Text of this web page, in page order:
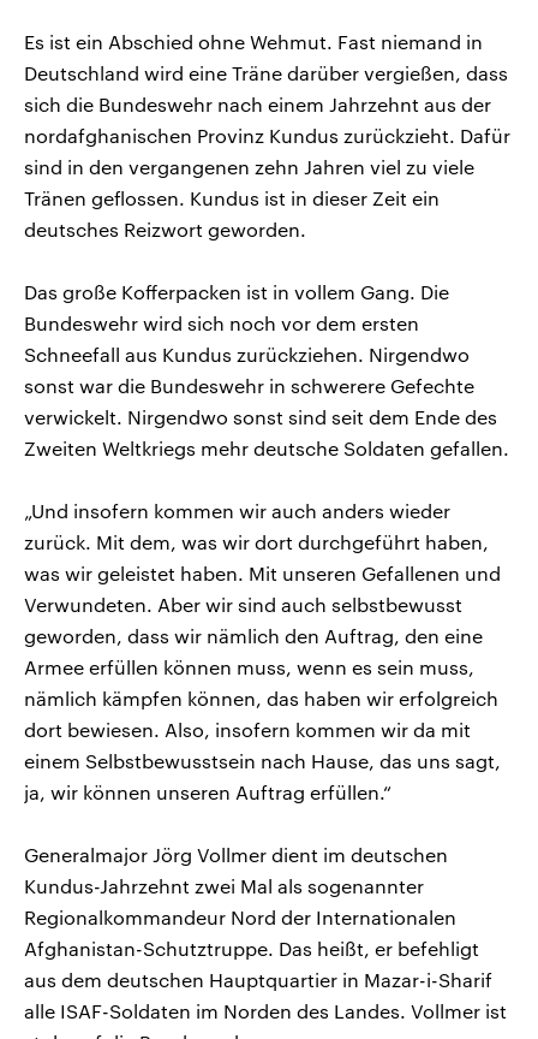
Es ist ein Abschied ohne Wehmut. Fast niemand in
Deutschland wird eine Träne darüber vergießen, dass
sich die Bundeswehr nach einem Jahrzehnt aus der
nordafghanischen Provinz Kundus zurückzieht. Dafür
sind in den vergangenen zehn Jahren viel zu viele
Tränen geflossen. Kundus ist in dieser Zeit ein
deutsches Reizwort geworden.
Das große Kofferpacken ist in vollem Gang. Die
Bundeswehr wird sich noch vor dem ersten
Schneefall aus Kundus zurückziehen. Nirgendwo
sonst war die Bundeswehr in schwerere Gefechte
verwickelt. Nirgendwo sonst sind seit dem Ende des
Zweiten Weltkriegs mehr deutsche Soldaten gefallen.
„Und insofern kommen wir auch anders wieder
zurück. Mit dem, was wir dort durchgeführt haben,
was wir geleistet haben. Mit unseren Gefallenen und
Verwundeten. Aber wir sind auch selbstbewusst
geworden, dass wir nämlich den Auftrag, den eine
Armee erfüllen können muss, wenn es sein muss,
nämlich kämpfen können, das haben wir erfolgreich
dort bewiesen. Also, insofern kommen wir da mit
einem Selbstbewusstsein nach Hause, das uns sagt,
ja, wir können unseren Auftrag erfüllen.“
Generalmajor Jörg Vollmer dient im deutschen
Kundus-Jahrzehnt zwei Mal als sogenannter
Regionalkommandeur Nord der Internationalen
Afghanistan-Schutztruppe. Das heißt, er befehligt
aus dem deutschen Hauptquartier in Mazar-i-Sharif
alle ISAF-Soldaten im Norden des Landes. Vollmer ist